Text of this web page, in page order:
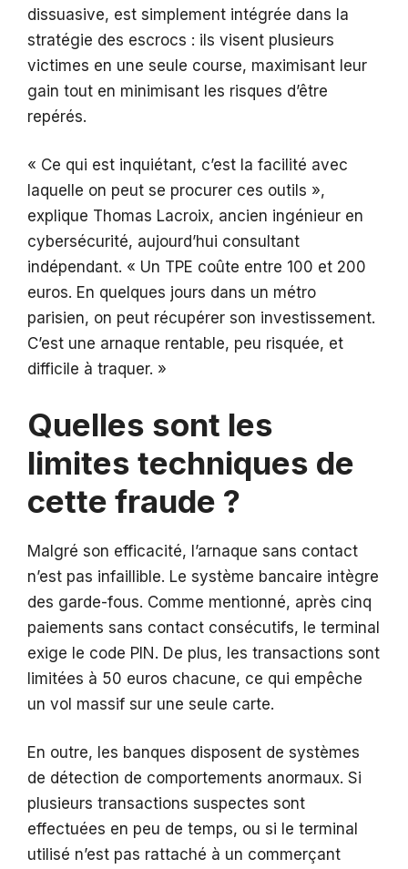
dissuasive, est simplement intégrée dans la
stratégie des escrocs : ils visent plusieurs
victimes en une seule course, maximisant leur
gain tout en minimisant les risques d’être
repérés.
« Ce qui est inquiétant, c’est la facilité avec
laquelle on peut se procurer ces outils »,
explique Thomas Lacroix, ancien ingénieur en
cybersécurité, aujourd’hui consultant
indépendant. « Un TPE coûte entre 100 et 200
euros. En quelques jours dans un métro
parisien, on peut récupérer son investissement.
C’est une arnaque rentable, peu risquée, et
difficile à traquer. »
Quelles sont les
limites techniques de
cette fraude ?
Malgré son efficacité, l’arnaque sans contact
n’est pas infaillible. Le système bancaire intègre
des garde-fous. Comme mentionné, après cinq
paiements sans contact consécutifs, le terminal
exige le code PIN. De plus, les transactions sont
limitées à 50 euros chacune, ce qui empêche
un vol massif sur une seule carte.
En outre, les banques disposent de systèmes
de détection de comportements anormaux. Si
plusieurs transactions suspectes sont
effectuées en peu de temps, ou si le terminal
utilisé n’est pas rattaché à un commerçant